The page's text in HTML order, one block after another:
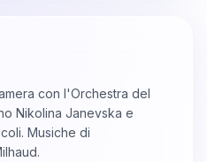
con l'Orchestra del
Nikolina Janevska e
Musiche di